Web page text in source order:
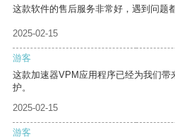
这款软件的售后服务非常好，遇到问题
2025-02-15
游客
这款加速器VPM应用程序已经为我们
护。
2025-02-15
游客